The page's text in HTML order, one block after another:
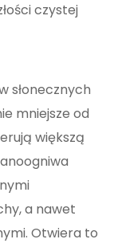
czystej
słonecznych
mniejsze od
większą
a nawet
Otwiera to